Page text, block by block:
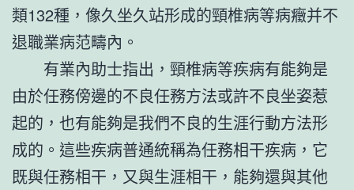
類132種，像久坐久站形成的頸椎病等病癥并不
退職業病范疇內。
有業內助士指出，頸椎病等疾病有能夠是
由於任務傍邊的不良任務方法或許不良坐姿惹
起的，也有能夠是我們不良的生涯行動方法形
成的。這些疾病普通統稱為任務相干疾病，它
既與任務相干，又與生涯相干，能夠還與其他